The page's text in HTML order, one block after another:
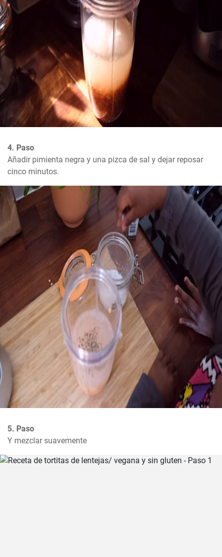
4. Paso
Añadir pimienta negra y una pizca de sal y dejar reposar
cinco minutos.
5. Paso
Y mezclar suavemente